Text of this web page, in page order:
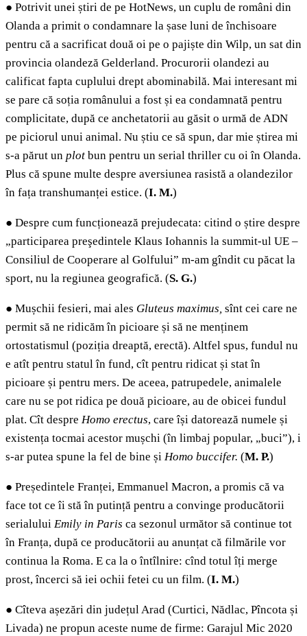
● Potrivit unei știri de pe HotNews, un cuplu de români din
Olanda a primit o condamnare la șase luni de închisoare
pentru că a sacrificat două oi pe o pajiște din Wilp, un sat din
provincia olandeză Gelderland. Procurorii olandezi au
calificat fapta cuplului drept abominabilă. Mai interesant mi
se pare că soția românului a fost și ea condamnată pentru
complicitate, după ce anchetatorii au găsit o urmă de ADN
pe piciorul unui animal. Nu știu ce să spun, dar mie știrea mi
s-a părut un plot bun pentru un serial thriller cu oi în Olanda.
Plus că spune multe despre aversiunea rasistă a olandezilor
în fața transhumanței estice. (I. M.)
● Despre cum funcționează prejudecata: citind o știre despre
„participarea preşedintele Klaus Iohannis la summit-ul UE –
Consiliul de Cooperare al Golfului” m-am gîndit cu păcat la
sport, nu la regiunea geografică. (S. G.)
● Mușchii fesieri, mai ales Gluteus maximus, sînt cei care ne
permit să ne ridicăm în picioare și să ne menținem
ortostatismul (poziția dreaptă, erectă). Altfel spus, fundul nu
e atît pentru statul în fund, cît pentru ridicat și stat în
picioare și pentru mers. De aceea, patrupedele, animalele
care nu se pot ridica pe două picioare, au de obicei fundul
plat. Cît despre Homo erectus, care își datorează numele și
existența tocmai acestor mușchi (în limbaj popular, „buci”), i
s-ar putea spune la fel de bine și Homo buccifer. (M. P.)
● Președintele Franței, Emmanuel Macron, a promis că va
face tot ce îi stă în putință pentru a convinge producătorii
serialului Emily in Paris ca sezonul următor să continue tot
în Franța, după ce producătorii au anunțat că filmările vor
continua la Roma. E ca la o întîlnire: cînd totul îți merge
prost, încerci să iei ochii fetei cu un film. (I. M.)
● Cîteva așezări din județul Arad (Curtici, Nădlac, Pîncota și
Livada) ne propun aceste nume de firme: Garajul Mic 2020